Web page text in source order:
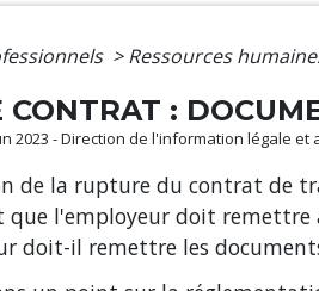
> Ressources
CONTRAT :
2023 - Direction de l'information légale
de la rupture du contrat de
l'employeur doit remettre
doit-il remettre les